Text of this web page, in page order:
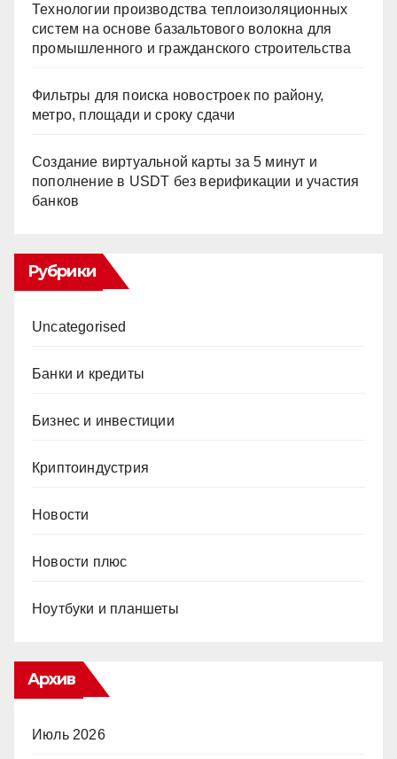
Технологии производства теплоизоляционных
систем на основе базальтового волокна для
промышленного и гражданского строительства
Фильтры для поиска новостроек по району,
метро, площади и сроку сдачи
Создание виртуальной карты за 5 минут и
пополнение в USDT без верификации и участия
банков
Рубрики
Uncategorised
Банки и кредиты
Бизнес и инвестиции
Криптоиндустрия
Новости
Новости плюс
Ноутбуки и планшеты
Архив
Июль 2026